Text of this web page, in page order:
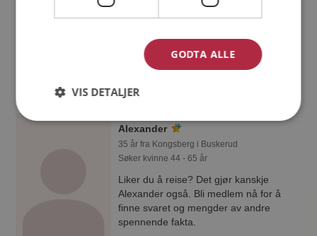
Søker kvinne 18 - 36 år
fullstendig profil med opplysninger og
bilder hvis du er medlem på
Møteplassen.
Alexander
35 år fra Kongsberg i Buskerud
Søker kvinne 44 - 65 år
Liker du å reise? Det gjør kanskje
Alexander også. Bli medlem nå for å
finne svaret og mengder av andre
spennende fakta.
GODTA ALLE
VIS DETALJER